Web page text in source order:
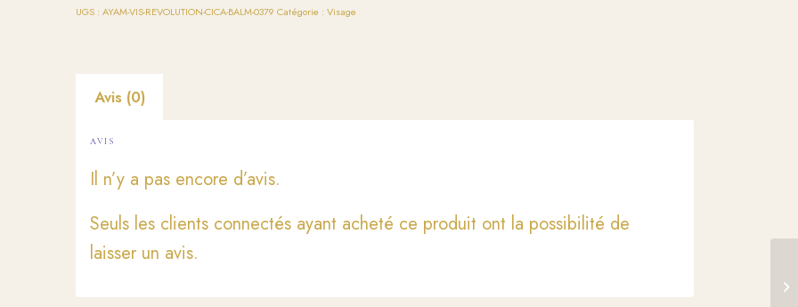
UGS :AYAM-VIS-REVOLUTION-CICA-BALM-0379 Catégorie :Visage
Avis (0)
AVIS
Il n’y a pas encore d’avis.
Seuls les clients connectés ayant acheté ce produit ont la possibilité de
laisser un avis.